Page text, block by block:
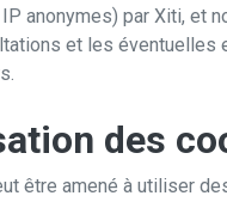
anonymes) par Xiti, et
et les éventuelles
des
être amené à utiliser